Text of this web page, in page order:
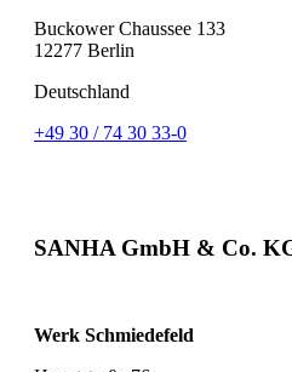
Buckower Chaussee 133
12277 Berlin
Deutschland
+49 30 / 74 30 33-0
SANHA GmbH & Co.
Werk Schmiedefeld